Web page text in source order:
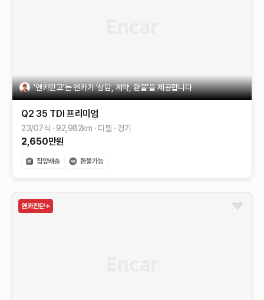
'엔카믿고'는 엔카가 '상담, 계약, 환불'을 제공합니다
Q2 35 TDI 프리미엄
23/07식 92,982km 디젤 경기
2,650만원